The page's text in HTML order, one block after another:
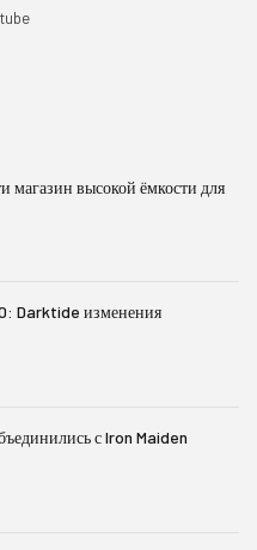
магазин высокой ёмкости для
Darktide изменения
с Iron Maiden